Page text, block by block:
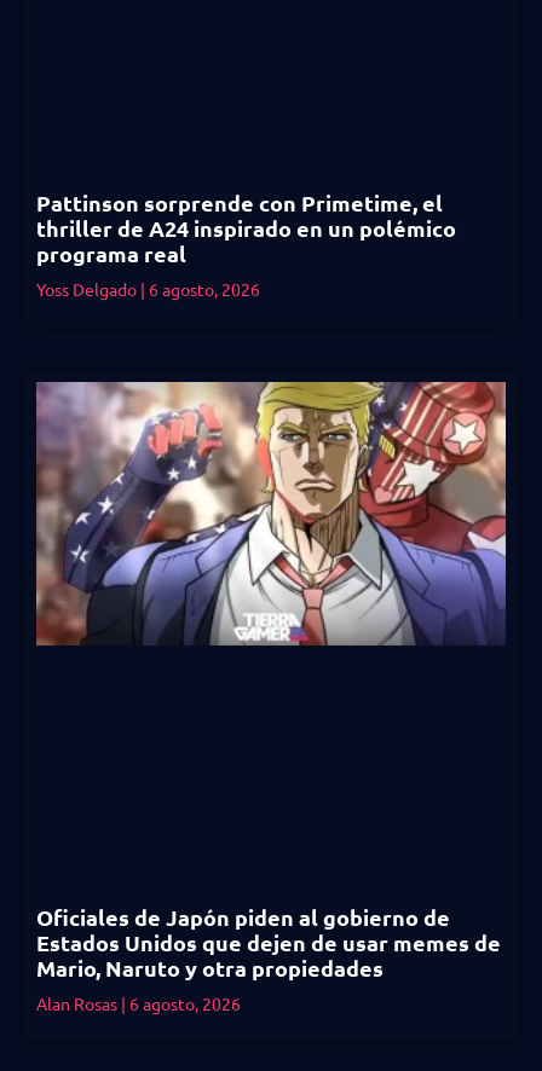
Pattinson sorprende con Primetime, el
thriller de A24 inspirado en un polémico
programa real
Yoss Delgado 6 agosto, 2026
Oficiales de Japón piden al gobierno de
Estados Unidos que dejen de usar memes de
Mario, Naruto y otra propiedades
Alan Rosas 6 agosto, 2026